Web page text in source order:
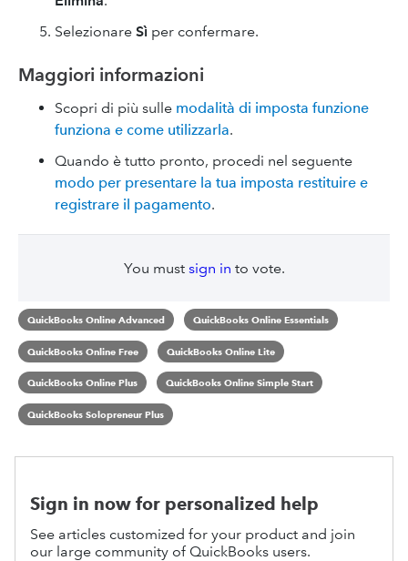
Selezionare Sì per confermare.
Maggiori informazioni
Scopri di più sulle modalità di imposta funzione
funziona e come utilizzarla.
Quando è tutto pronto, procedi nel seguente
modo per presentare la tua imposta restituire e
registrare il pagamento.
You must sign in to vote.
QuickBooks Online Advanced QuickBooks Online Essentials
QuickBooks Online Free QuickBooks Online Lite
QuickBooks Online Plus QuickBooks Online Simple Start
QuickBooks Solopreneur Plus
Sign in now for personalized help
See articles customized for your product and join
our large community of QuickBooks users.